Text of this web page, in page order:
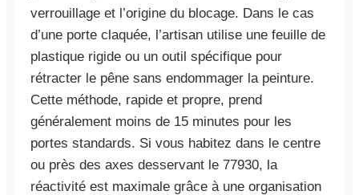
verrouillage et l’origine du blocage. Dans le cas
d’une porte claquée, l’artisan utilise une feuille de
plastique rigide ou un outil spécifique pour
rétracter le pêne sans endommager la peinture.
Cette méthode, rapide et propre, prend
généralement moins de 15 minutes pour les
portes standards. Si vous habitez dans le centre
ou près des axes desservant le 77930, la
réactivité est maximale grâce à une organisation